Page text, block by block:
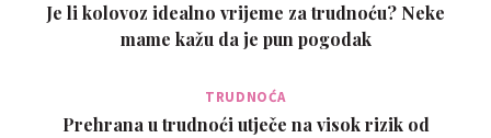
Je li kolovoz idealno vrijeme za trudnoću? Neke
mame kažu da je pun pogodak
TRUDNOĆA
Prehrana u trudnoći utječe na visok rizik od